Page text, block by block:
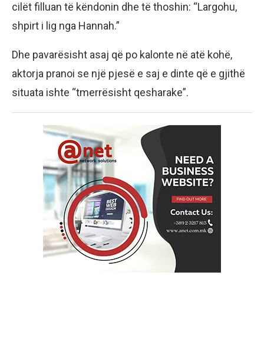
cilët filluan të këndonin dhe të thoshin: “Largohu,
shpirt i lig nga Hannah.”
Dhe pavarësisht asaj që po kalonte në atë kohë,
aktorja pranoi se një pjesë e saj e dinte që e gjithë
situata ishte “tmerrësisht qesharake”.